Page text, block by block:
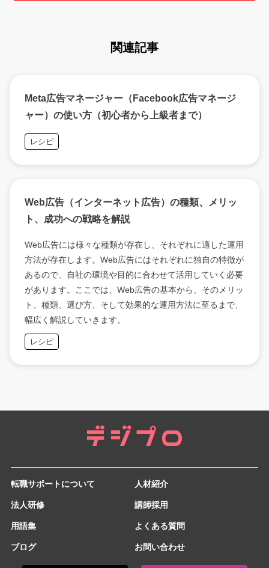
関連記事
Meta広告マネージャー（Facebook広告マネージ
ャー）の使い方（初心者から上級者まで）
レシピ
Web広告（インターネット広告）の種類、メリッ
ト、成功への戦略を解説
Web広告には様々な種類が存在し、それぞれに適した運用
方法が存在します。Web広告にはそれぞれに独自の特徴が
あるので、自社の環境や目的に合わせて活用していく必要
があります。ここでは、Web広告の基本から、そのメリッ
ト、種類、選び方、そして効果的な運用方法に至るまで、
幅広く解説していきます。
レシピ
転職サポートについて 人材紹介
法人研修 講師採用
用語集 よくある質問
ブログ お問い合わせ